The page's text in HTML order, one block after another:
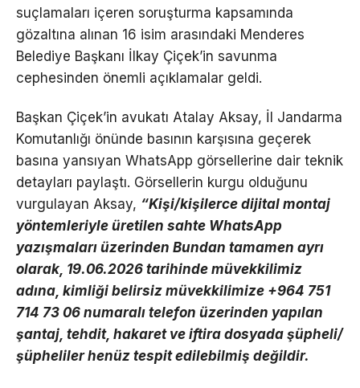
suçlamaları içeren soruşturma kapsamında
gözaltına alınan 16 isim arasındaki Menderes
Belediye Başkanı İlkay Çiçek’in savunma
cephesinden önemli açıklamalar geldi.
Başkan Çiçek’in avukatı Atalay Aksay, İl Jandarma
Komutanlığı önünde basının karşısına geçerek
basına yansıyan WhatsApp görsellerine dair teknik
detayları paylaştı. Görsellerin kurgu olduğunu
vurgulayan Aksay, “Kişi/kişilerce dijital montaj
yöntemleriyle üretilen sahte WhatsApp
yazışmaları üzerinden Bundan tamamen ayrı
olarak, 19.06.2026 tarihinde müvekkilimiz
adına, kimliği belirsiz müvekkilimize +964 751
714 73 06 numaralı telefon üzerinden yapılan
şantaj, tehdit, hakaret ve iftira dosyada şüpheli/
şüpheliler henüz tespit edilebilmiş değildir.